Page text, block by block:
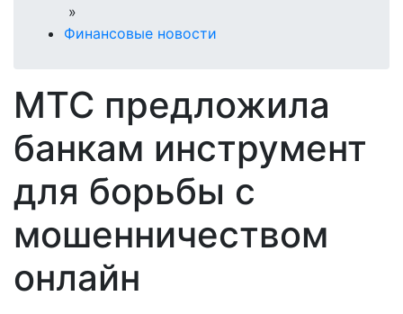
»
Финансовые новости
МТС предложила
банкам инструмент
для борьбы с
мошенничеством
онлайн